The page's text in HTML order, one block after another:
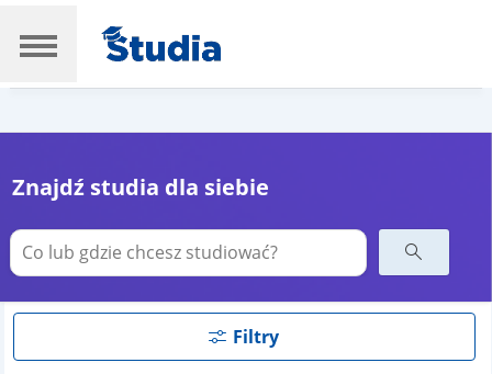
Znajdź studia dla siebie
Filtry